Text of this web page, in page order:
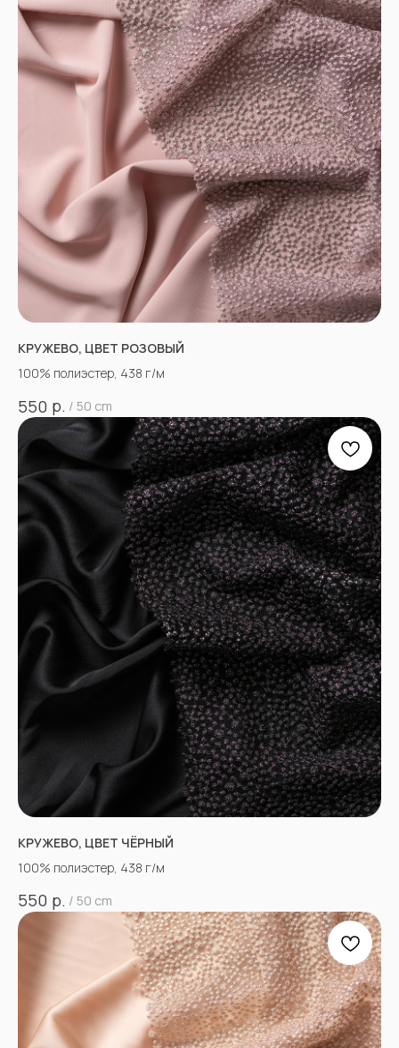
КРУЖЕВО, ЦВЕТ РОЗОВЫЙ
100% полиэстер, 438 г/м
550 р. / 50 cm
КРУЖЕВО, ЦВЕТ ЧЁРНЫЙ
100% полиэстер, 438 г/м
550 р. / 50 cm